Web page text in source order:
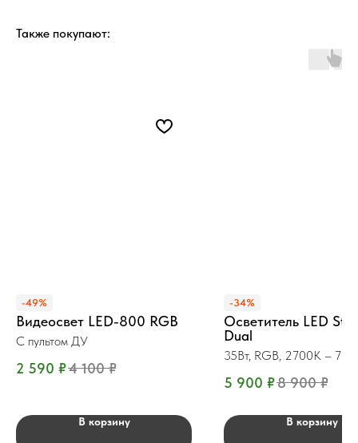
Также покупают:
-49%
Видеосвет LED-800 RGB
С пультом ДУ
2 590 ₽4 100 ₽
В корзину
-34%
Осветитель LED
Dual
35Вт, RGB, 2700K –
5 900 ₽8 900 ₽
В корзину